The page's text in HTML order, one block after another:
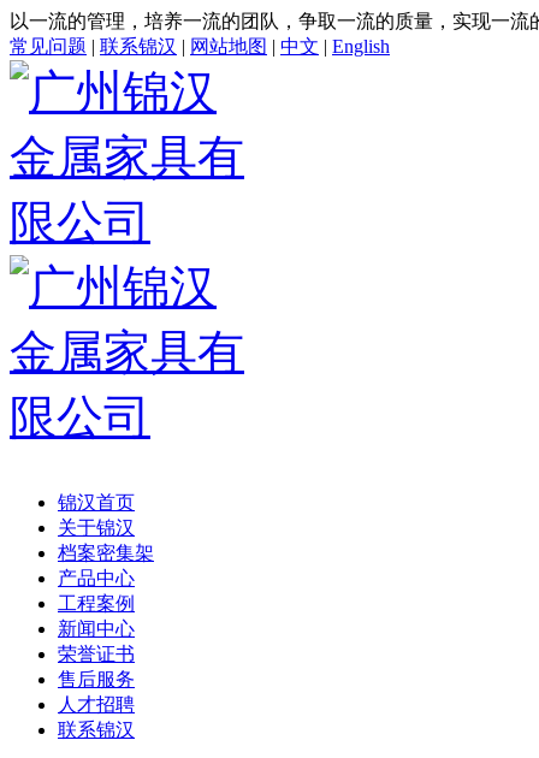
以一流的管理，培养一流的团队，争取一流的质量，实现一流
常见问题 | 联系锦汉 | 网站地图 | 中文 | English
锦汉首页
关于锦汉
档案密集架
产品中心
工程案例
新闻中心
荣誉证书
售后服务
人才招聘
联系锦汉